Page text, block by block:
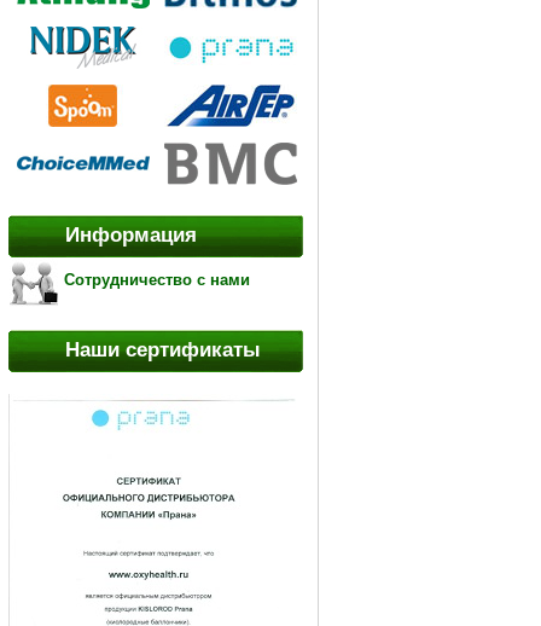
Информация
Сотрудничество с нами
Наши сертификаты